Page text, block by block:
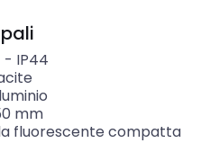
- IP44
mm
fluorescente compatta